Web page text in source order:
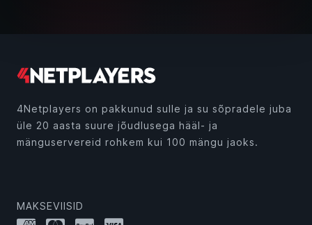
4Netplayers on pakkunud sulle ja su sõpradele juba
üle 20 aasta suure jõudlusega hääl- ja
mänguservereid rohkem kui 100 mängu jaoks.
MAKSEVIISID